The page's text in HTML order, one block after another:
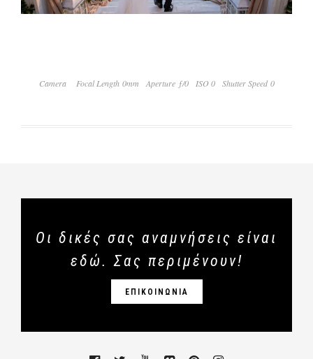
Camera Focal Length 0mm Aperture ƒ/0 ISO 0 Shutter Speed 0
Οι δικές σας αναμνήσεις είναι
εδώ. Σας περιμένουν!
ΕΠΙΚΟΙΝΩΝΙΑ